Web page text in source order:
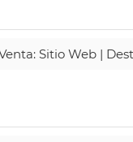
Sitio Web |